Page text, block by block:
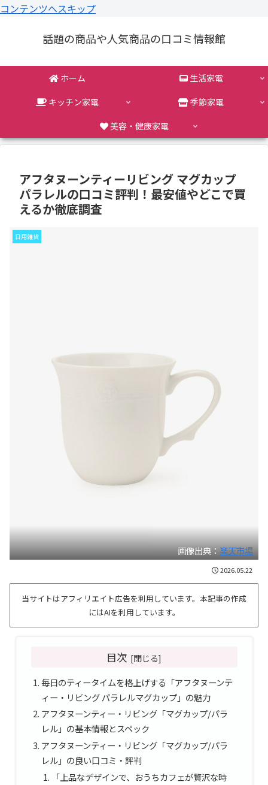
コンテンツへスキップ
話題の商品や人気商品の口コミ情報館
ホーム
生活家電
キッチン家電
季節家電
美容・健康家電
アフタヌーンティーリビング マグカップ
パラレルの口コミ評判！最安値やどこで買
えるか徹底調査
日用雑貨
画像出典：楽天市場
2026.05.22
当サイトはアフィリエイト広告を利用しています。本記事の作成
にはAIを利用しています。
目次
毎日のティータイムを格上げする「アフタヌーンテ
ィー・リビング パラレルマグカップ」の魅力
アフタヌーンティー・リビング「マグカップ/パラ
レル」の基本情報とスペック
アフタヌーンティー・リビング「マグカップ/パラ
レル」の良い口コミ・評判
「上品なデザインで、おうちカフェが贅沢な時